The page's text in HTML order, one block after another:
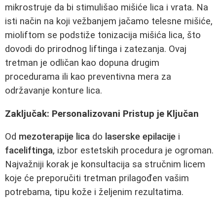
mikrostruje da bi stimulišao mišiće lica i vrata. Na
isti način na koji vežbanjem jačamo telesne mišiće,
mioliftom se podstiže tonizacija mišića lica, što
dovodi do prirodnog liftinga i zatezanja. Ovaj
tretman je odličan kao dopuna drugim
procedurama ili kao preventivna mera za
održavanje konture lica.
Zaključak: Personalizovani Pristup je Ključan
Od mezoterapije lica do laserske epilacije i
faceliftinga, izbor estetskih procedura je ogroman.
Najvažniji korak je konsultacija sa stručnim licem
koje će preporučiti tretman prilagođen vašim
potrebama, tipu kože i željenim rezultatima.